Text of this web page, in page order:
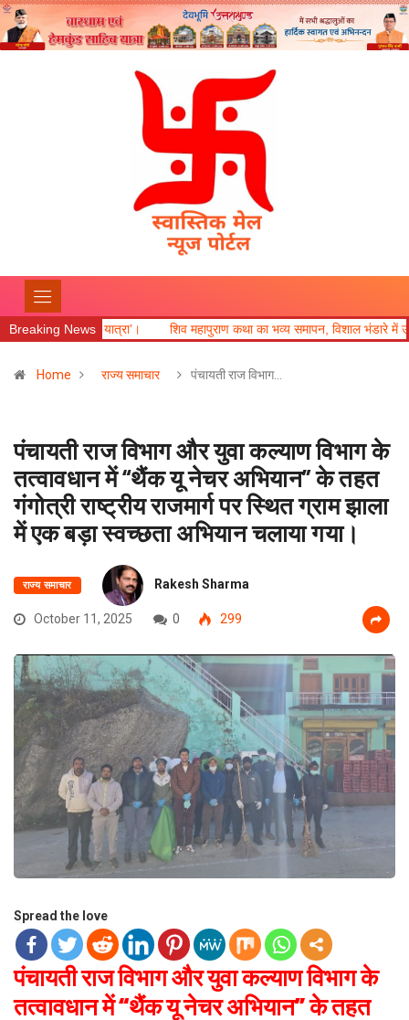
Breaking News
शिव महापुराण कथा का भव्य समापन, विशाल भंडारे में उमड़ा श्रद्धालुओं का सैलाब।
Home राज्य समाचार पंचायती राज विभाग…
पंचायती राज विभाग और युवा कल्याण विभाग के
तत्वावधान में “थैंक यू नेचर अभियान” के तहत
गंगोत्री राष्ट्रीय राजमार्ग पर स्थित ग्राम झाला
में एक बड़ा स्वच्छता अभियान चलाया गया।
राज्य समाचार Rakesh Sharma
October 11, 2025 0 299
Spread the love
पंचायती राज विभाग और युवा कल्याण विभाग के
तत्वावधान में “थैंक यू नेचर अभियान” के तहत